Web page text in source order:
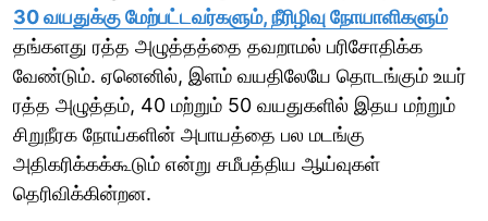
30 வயதுக்கு மேற்பட்டவர்களும், நீரிழிவு நோயாளிகளும்
தங்களது ரத்த அழுத்தத்தை தவறாமல் பரிசோதிக்க
வேண்டும். ஏனெனில், இளம் வயதிலேயே தொடங்கும் உயர்
ரத்த அழுத்தம், 40 மற்றும் 50 வயதுகளில் இதய மற்றும்
சிறுநீரக நோய்களின் அபாயத்தை பல மடங்கு
அதிகரிக்கக்கூடும் என்று சமீபத்திய ஆய்வுகள்
தெரிவிக்கின்றன.